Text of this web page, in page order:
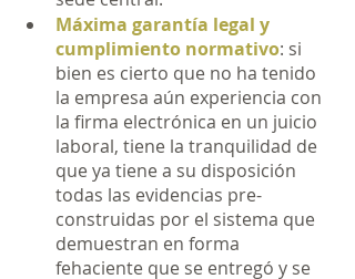
Máxima garantía legal y
cumplimiento normativo: si
bien es cierto que no ha tenido
la empresa aún experiencia con
la firma electrónica en un juicio
laboral, tiene la tranquilidad de
que ya tiene a su disposición
todas las evidencias pre-
construidas por el sistema que
demuestran en forma
fehaciente que se entregó y se